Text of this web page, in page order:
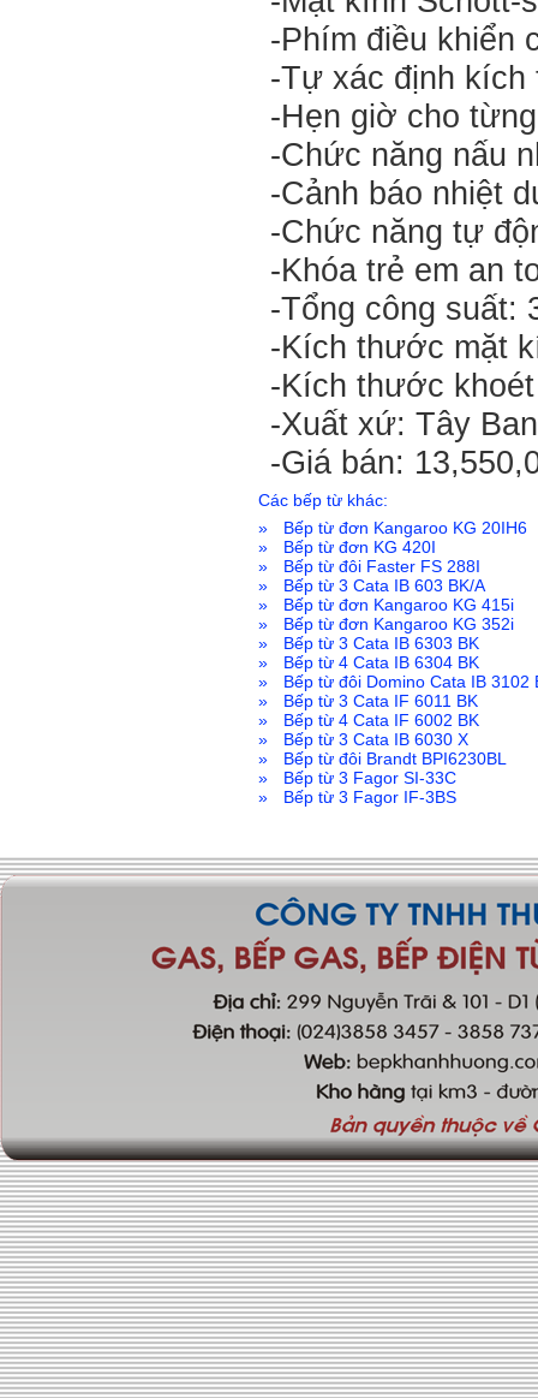
-Phím điều khiển
-Tự xác định
-Hẹn giờ cho
-Chức năng nấu
-Cảnh báo nhiệt
-Chức năng tự
-Khóa trẻ em an
-Tổng công suất:
-Kích thước mặt
-Kích thước
-Xuất xứ: Tây
-Giá bán:
Các bếp từ khác:
»
Bếp từ đơn Kangaroo KG 20IH6
»
Bếp từ đơn KG 420I
»
Bếp từ đôi Faster FS 288I
»
Bếp từ 3 Cata IB 603 BK/A
»
Bếp từ đơn Kangaroo KG 415i
»
Bếp từ đơn Kangaroo KG 352i
»
Bếp từ 3 Cata IB 6303 BK
»
Bếp từ 4 Cata IB 6304 BK
»
Bếp từ đôi Domino Cata IB 3102
»
Bếp từ 3 Cata IF 6011 BK
»
Bếp từ 4 Cata IF 6002 BK
»
Bếp từ 3 Cata IB 6030 X
»
Bếp từ đôi Brandt BPI6230BL
»
Bếp từ 3 Fagor SI-33C
»
Bếp từ 3 Fagor IF-3BS